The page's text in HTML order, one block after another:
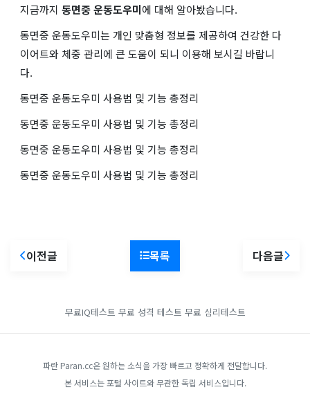
지금까지 동면중 운동도우미에 대해 알아봤습니다.
동면중 운동도우미는 개인 맞춤형 정보를 제공하여 건강한 다
이어트와 체중 관리에 큰 도움이 되니 이용해 보시길 바랍니
다.
동면중 운동도우미 사용법 및 기능 총정리
동면중 운동도우미 사용법 및 기능 총정리
동면중 운동도우미 사용법 및 기능 총정리
동면중 운동도우미 사용법 및 기능 총정리
이전글 목록 다음글
무료IQ테스트 무료 성격 테스트 무료 심리테스트
파란 Paran.cc은 원하는 소식을 가장 빠르고 정확하게 전달합니다.
본 서비스는 포털 사이트와 무관한 독립 서비스입니다.